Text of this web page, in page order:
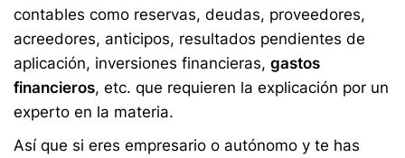
contables como reservas, deudas, proveedores,
acreedores, anticipos, resultados pendientes de
aplicación, inversiones financieras, gastos
financieros, etc. que requieren la explicación por un
experto en la materia.
Así que si eres empresario o autónomo y te has